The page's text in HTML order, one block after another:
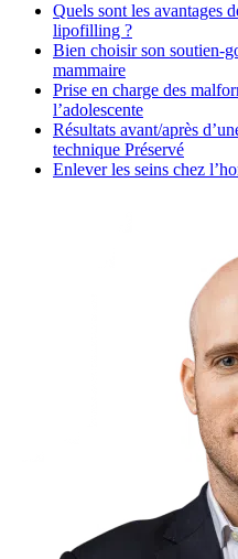
Quels sont les avantages
lipofilling ?
Bien choisir son soutien-
mammaire
Prise en charge des
l’adolescente
Résultats avant/après
technique Préservé
Enlever les seins chez